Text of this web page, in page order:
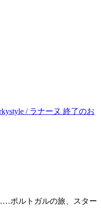
/ ラナーヌ 終了のお
ポルトガルの旅、スター